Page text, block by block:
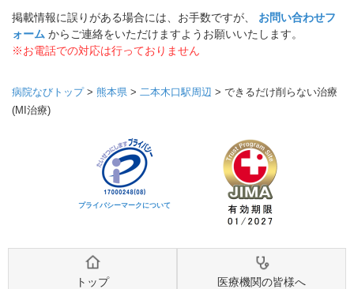
掲載情報に誤りがある場合には、お手数ですが、 お問い合わせフ
ォーム からご連絡をいただけますようお願いいたします。
※お電話での対応は行っておりません
病院なびトップ> 熊本県 > 二本木口駅周辺 > できるだけ削らない治療
(MI治療)
プライバシーマークについて
トップ 医療機関の皆様へ